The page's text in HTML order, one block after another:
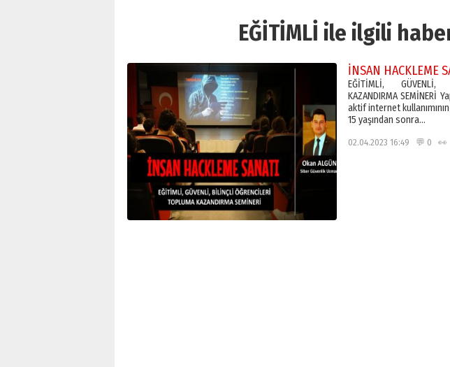
EĞİTİMLİ ile ilgili
İNSAN HACKLEME
EĞİTİMLİ, GÜVENLİ,
KAZANDIRMA SEMİNERİ
aktif internet
15 yaşından sonra…
02.04.2023 16:49 💬 0 👀